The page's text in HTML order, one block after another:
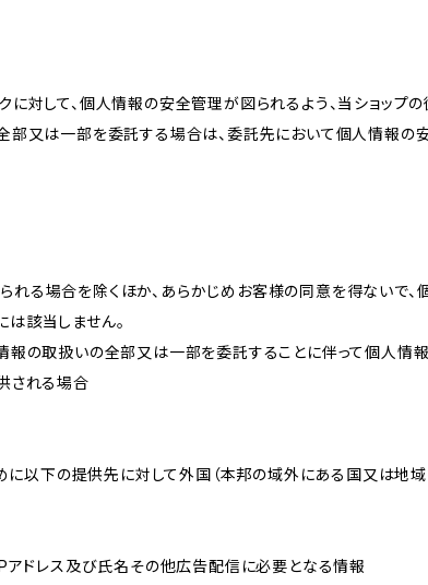
対して、個人情報の安全管理が図られるよう、当ショップ
部又は一部を委託する場合は、委託先において個人情報の
る場合を除くほか、あらかじめお客様の同意を得ないで
該当しません。
報の取扱いの全部又は一部を委託することに伴って個人情
される場合
以下の提供先に対して外国（本邦の域外にある国又は地域
アドレス及び氏名その他広告配信に必要となる情報